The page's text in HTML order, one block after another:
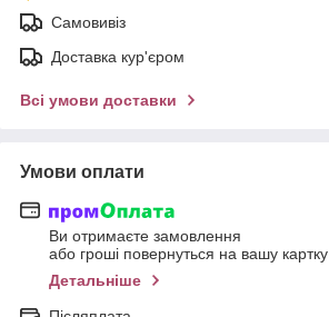
Самовивіз
Доставка кур'єром
Всі умови доставки
Умови оплати
Ви отримаєте замовлення
або гроші повернуться на вашу картку
Детальніше